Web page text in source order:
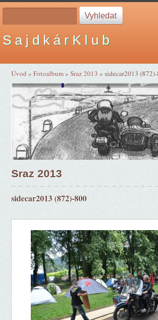
S a j d k á r K l u b
Úvod »Fotoalbum»Sraz 2013 »sidecar2013
Sraz 2013
sidecar2013 (872)-800